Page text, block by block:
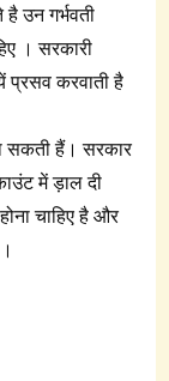
उन गर्भवती
। सरकारी
प्रसव करवाती है
सकती हैं। सरकार
में ड़ाल दी
चाहिए है और